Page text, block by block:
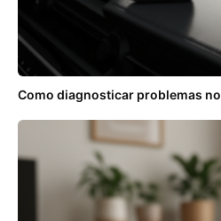
Como diagnosticar problemas